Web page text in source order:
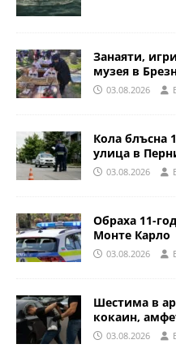
Занаяти,
музея в
03.08.2026
Кола блъсна
улица в
03.08.2026
Обраха 11-
Монте Карло
03.08.2026
Шестима в
кокаин,
03.08.2026